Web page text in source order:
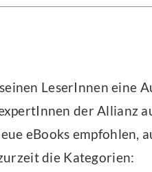
LeserInnen eine
der Allianz
eBooks empfohlen,
die Kategorien: